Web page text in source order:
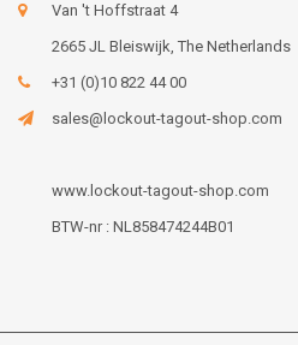
Van 't Hoffstraat 4
2665 JL Bleiswijk, The Netherlands
+31 (0)10 822 44 00
sales@lockout-tagout-shop.com
www.lockout-tagout-shop.com
BTW-nr : NL858474244B01